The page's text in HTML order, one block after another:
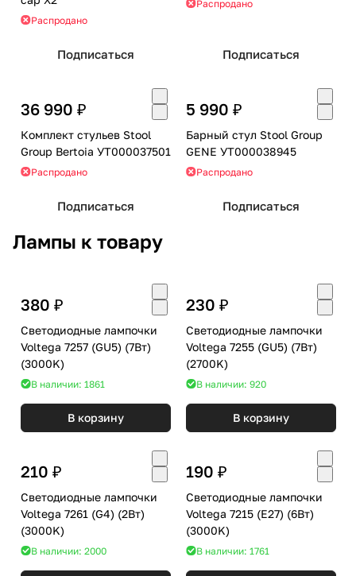
Распродано
Подписаться
Распродано
Подписаться
36 990 ₽
Комплект стульев Stool
Group Bertoia УТ000037501
Распродано
Подписаться
5 990 ₽
Барный стул Stool Group
GENE УТ000038945
Распродано
Подписаться
Лампы к товару
380 ₽
Светодиодные лампочки
Voltega 7257 (GU5) (7Вт)
(3000K)
В наличии: 1861
В корзину
230 ₽
Светодиодные лампочки
Voltega 7255 (GU5) (7Вт)
(2700K)
В наличии: 920
В корзину
210 ₽
Светодиодные лампочки
Voltega 7261 (G4) (2Вт)
(3000K)
В наличии: 2000
190 ₽
Светодиодные лампочки
Voltega 7215 (E27) (6Вт)
(3000K)
В наличии: 1761